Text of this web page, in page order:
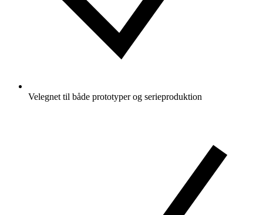
Velegnet til både prototyper og serieproduktion